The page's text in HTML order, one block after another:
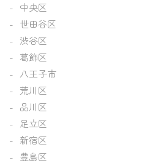
中央区
世田谷区
渋谷区
葛飾区
八王子市
荒川区
品川区
足立区
新宿区
豊島区